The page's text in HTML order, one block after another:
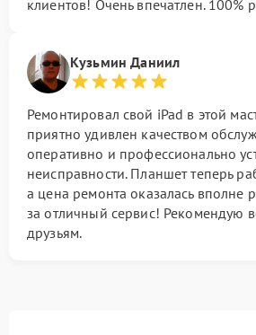
клиентов! Очень впечатлен. 100%
Кузьмин Даниил
Ремонтировал свой iPad в этой
приятно удивлен качеством
оперативно и профессионально
неисправности. Планшет теперь
а цена ремонта оказалась вполне
за отличный сервис! Рекомендую
друзьям.